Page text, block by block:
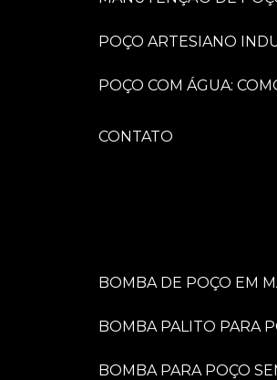
POÇO ARTESIANO
POÇO COM ÁGUA:
CONTATO
BOMBA DE POÇO EM
BOMBA PALITO PARA
BOMBA PARA POÇO